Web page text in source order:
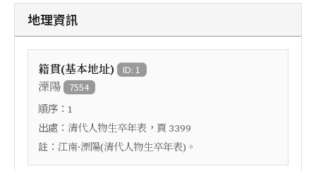
地理資訊
籍貫(基本地址) ID: 1
溧陽 7554
順序： 1
出處： 清代人物生卒年表 ，頁 3399
註： 江南·溧陽(清代人物生卒年表)。